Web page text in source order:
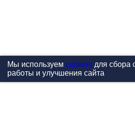
Мы используем cookiesдля сбора
работы и улучшения сайта